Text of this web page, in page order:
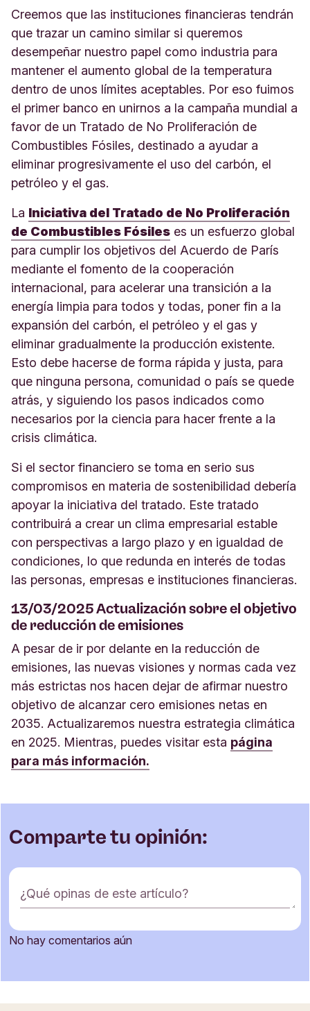
Creemos que las instituciones financieras tendrán
que trazar un camino similar si queremos
desempeñar nuestro papel como industria para
mantener el aumento global de la temperatura
dentro de unos límites aceptables. Por eso fuimos
el primer banco en unirnos a la campaña mundial a
favor de un Tratado de No Proliferación de
Combustibles Fósiles, destinado a ayudar a
eliminar progresivamente el uso del carbón, el
petróleo y el gas.
La Iniciativa del Tratado de No Proliferación
de Combustibles Fósiles es un esfuerzo global
para cumplir los objetivos del Acuerdo de París
mediante el fomento de la cooperación
internacional, para acelerar una transición a la
energía limpia para todos y todas, poner fin a la
expansión del carbón, el petróleo y el gas y
eliminar gradualmente la producción existente.
Esto debe hacerse de forma rápida y justa, para
que ninguna persona, comunidad o país se quede
atrás, y siguiendo los pasos indicados como
necesarios por la ciencia para hacer frente a la
crisis climática.
Si el sector financiero se toma en serio sus
compromisos en materia de sostenibilidad debería
apoyar la iniciativa del tratado. Este tratado
contribuirá a crear un clima empresarial estable
con perspectivas a largo plazo y en igualdad de
condiciones, lo que redunda en interés de todas
las personas, empresas e instituciones financieras.
13/03/2025 Actualización sobre el objetivo
de reducción de emisiones
A pesar de ir por delante en la reducción de
emisiones, las nuevas visiones y normas cada vez
más estrictas nos hacen dejar de afirmar nuestro
objetivo de alcanzar cero emisiones netas en
2035. Actualizaremos nuestra estrategia climática
en 2025. Mientras, puedes visitar esta página
para más información.
Comparte tu opinión:
F
o
m
a
¿Qué opinas de este artículo?
No hay comentarios aún